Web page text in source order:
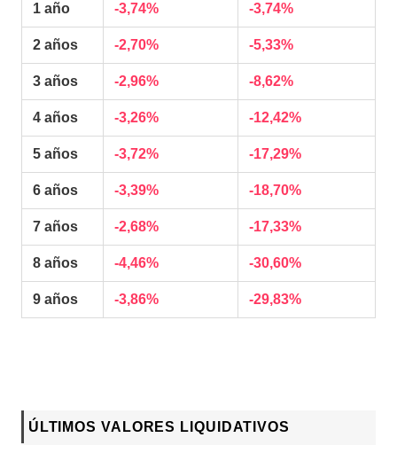
1 año -3,74% -3,74%
2 años -2,70% -5,33%
3 años -2,96% -8,62%
4 años -3,26% -12,42%
5 años -3,72% -17,29%
6 años -3,39% -18,70%
7 años -2,68% -17,33%
8 años -4,46% -30,60%
9 años -3,86% -29,83%
ÚLTIMOS VALORES LIQUIDATIVOS